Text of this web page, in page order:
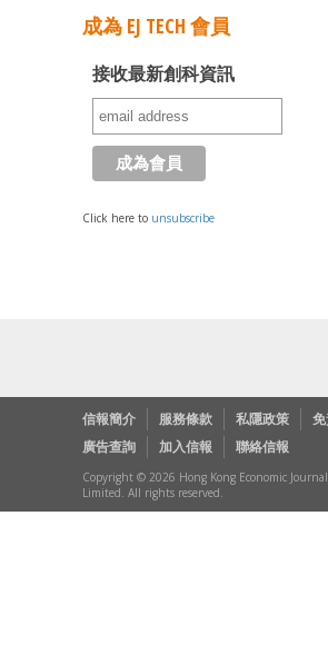
成為 EJ TECH 會員
接收最新創科資訊
Click here to unsubscribe
信報簡介 服務條款 私隱政策
廣告查詢
加入信報 聯絡信報
Copyright © 2026 Hong Kong Economic
Limited. All rights reserved.